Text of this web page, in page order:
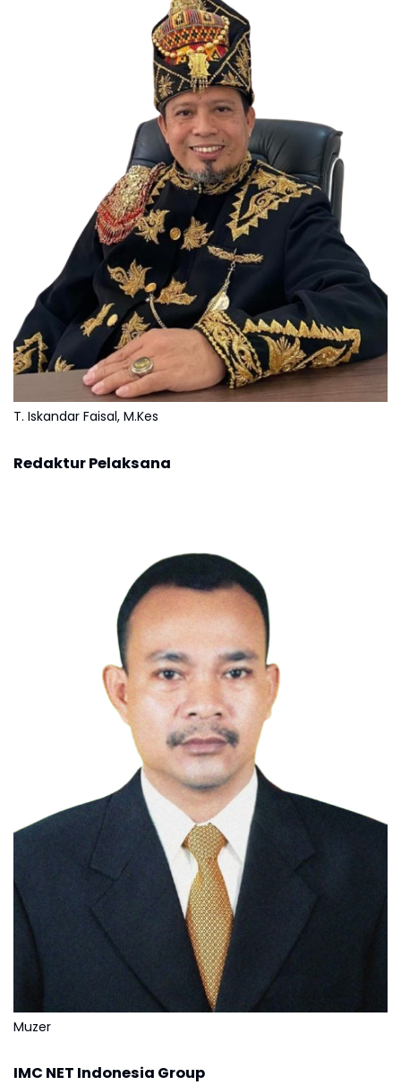
T. Iskandar Faisal, M.Kes
Redaktur Pelaksana
Muzer
IMC NET Indonesia Group